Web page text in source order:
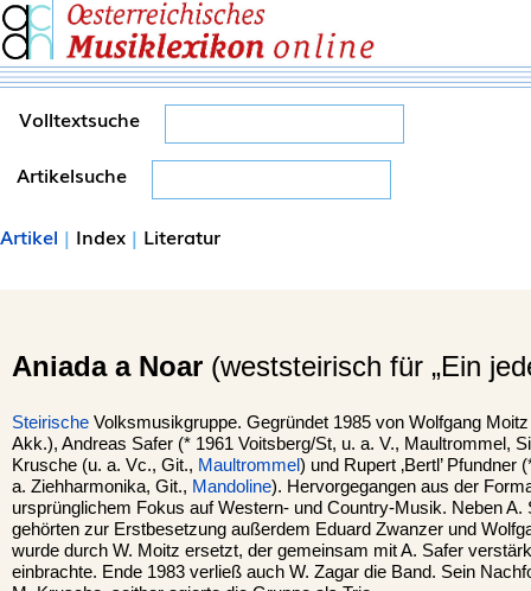
Volltextsuche
Artikelsuche
Artikel | Index | Literatur
Aniada a Noar (weststeirisch für „Ein
Steirische Volksmusikgruppe. Gegründet 1985 von Wolfgang
Akk.), Andreas Safer (* 1961 Voitsberg/St, u. a. V., Maultrommel,
Krusche (u. a. Vc., Git., Maultrommel) und Rupert ‚Bertl’
a. Ziehharmonika, Git., Mandoline). Hervorgegangen aus der
ursprünglichem Fokus auf Western- und Country-Musik. Neben A.
gehörten zur Erstbesetzung außerdem Eduard Zwanzer und
wurde durch W. Moitz ersetzt, der gemeinsam mit A. Safer
einbrachte. Ende 1983 verließ auch W. Zagar die Band. Sein